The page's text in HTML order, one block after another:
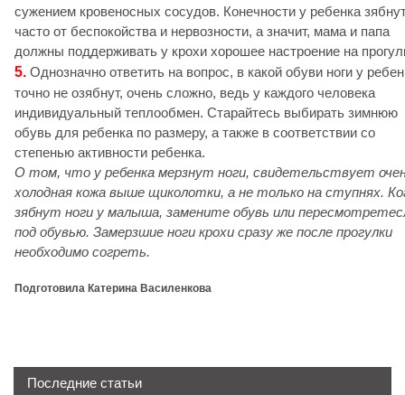
сужением кровеносных сосудов. Конечности у ребенка
часто от беспокойства и нервозности, а значит, мама и папа
должны поддерживать у крохи хорошее настроение на
5. Однозначно ответить на вопрос, в какой обуви ноги у
точно не озябнут, очень сложно, ведь у каждого человека
индивидуальный теплообмен. Старайтесь выбирать зимнюю
обувь для ребенка по размеру, а также в соответствии со
степенью активности ребенка.
О том, что у ребенка мерзнут ноги, свидетельствует
холодная кожа выше щиколотки, а не только на ступнях.
зябнут ноги у малыша, замените обувь или
под обувью. Замерзшие ноги крохи сразу же после прогулки
необходимо согреть.
Подготовила Катерина Василенкова
Последние статьи